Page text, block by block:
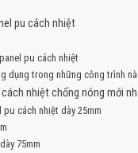
pu cách nhiệt
pu cách nhiệt
dụng trong những công trình
nhiệt chống nóng mới
cách nhiệt dày 25mm
75mm